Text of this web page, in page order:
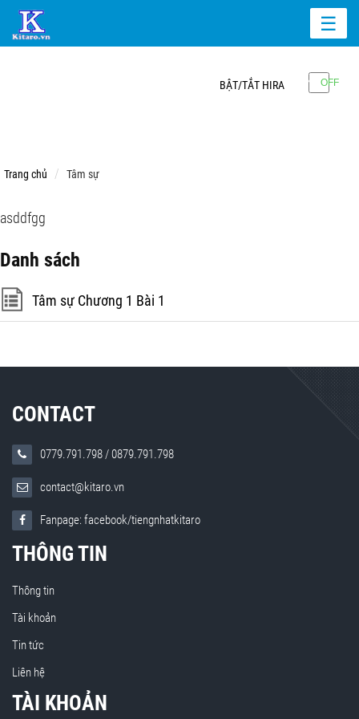
☰
BẬT/TẮT HIRA
Trang chủ Tâm sự
asddfgg
Danh sách
Tâm sự Chương 1 Bài 1
CONTACT
0779.791.798/0879.791.798
contact@kitaro.vn
Fanpage: facebook/tiengnhatkitaro
THÔNG TIN
Thông tin
Tài khoản
Tin tức
Liên hệ
TÀI KHOẢN